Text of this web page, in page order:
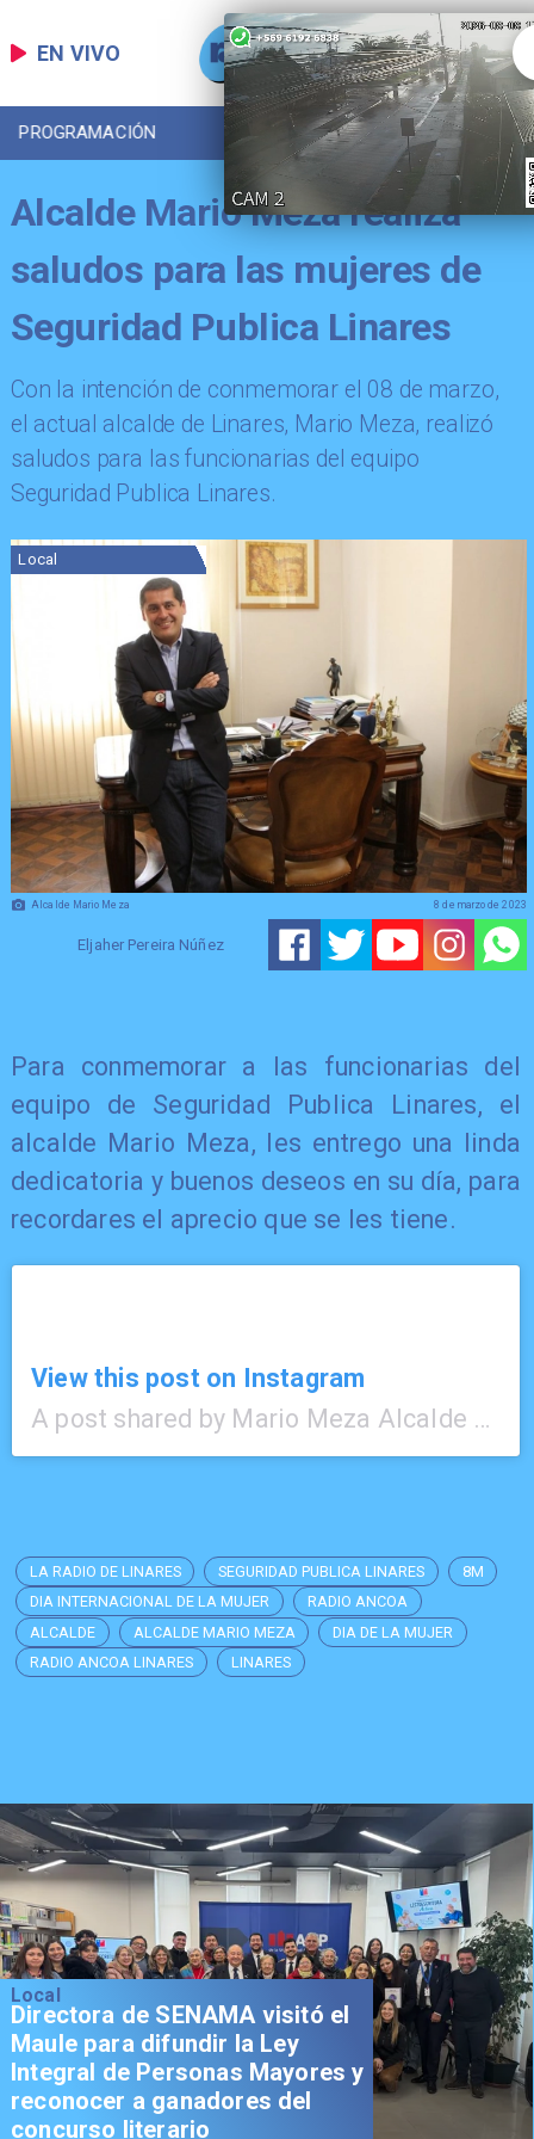
EN VIVO
PROGRAMACIÓN DEPORTES
Alcalde Mario Meza realiza
saludos para las mujeres de
Seguridad Publica Linares
Con la intención de conmemorar el 08 de marzo,
el actual alcalde de Linares, Mario Meza, realizó
saludos para las funcionarias del equipo
Seguridad Publica Linares.
Alcalde Mario Meza
Local
Eljaher Pereira Núñez
8 de marzo de 2023
Para conmemorar a las funcionarias del
equipo de Seguridad Publica Linares, el
alcalde Mario Meza, les entrego una linda
dedicatoria y buenos deseos en su día, para
recordares el aprecio que se les tiene.
View this post on Instagram
A post shared by Mario Meza Alcalde de Linares (@mariomeza.cl)
LA RADIO DE LINARES SEGURIDAD PUBLICA LINARES
8M
DIA INTERNACIONAL DE LA MUJER
RADIO ANCOA
ALCALDE
ALCALDE MARIO MEZA
DIA DE LA MUJER
RADIO ANCOA LINARES
LINARES
Local
Directora de SENAMA visitó el
Maule para difundir la Ley
Integral de Personas Mayores y
reconocer a ganadores del
concurso literario